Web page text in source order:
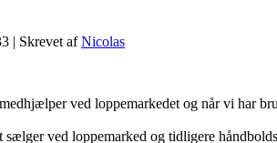
| Skrevet afNicolas
ved loppemarkedet og når vi har
sælger ved loppemarked og tidligere